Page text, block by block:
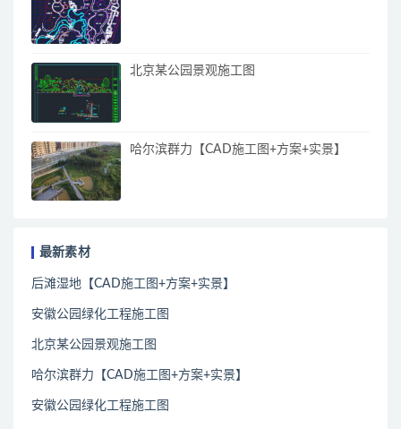
北京某公园景观施工图
哈尔滨群力【CAD施工图+方案+实景】
最新素材
后滩湿地【CAD施工图+方案+实景】
安徽公园绿化工程施工图
北京某公园景观施工图
哈尔滨群力【CAD施工图+方案+实景】
安徽公园绿化工程施工图